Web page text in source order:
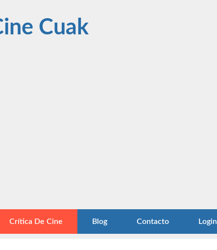
Cuak
Crítica De Cine Blog Contacto Login